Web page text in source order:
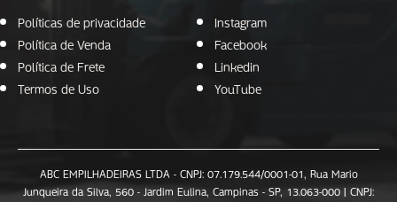
Políticas de privacidade
Política de Venda
Política de Frete
Termos de Uso
Instagram
Facebook
Linkedin
YouTube
ABC EMPILHADEIRAS LTDA - CNPJ: 07.179.544/0001-01, Rua Mario
Junqueira da Silva, 560 - Jardim Eulina, Campinas - SP, 13.063-000 | CNPJ: